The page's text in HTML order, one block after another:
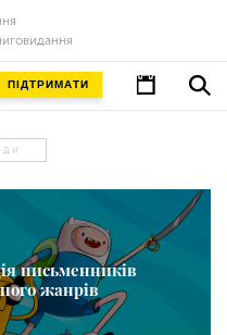
ПІДТРИМАТИ
письменників
жанрів